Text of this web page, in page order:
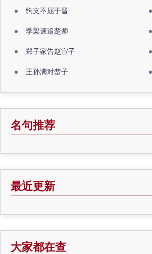
驹支不屈于晋
季梁谏追楚师
郑子家告赵宣子
王孙满对楚子
名句推荐
最近更新
大家都在查